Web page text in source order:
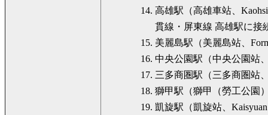
高雄駅（高雄車站、
貫線・屏東線 高雄駅に接
美麗島駅（美麗島站、
中央公園駅（中央公園站
三多商圏駅（三多商圏站
獅甲駅（獅甲（勞工公園
凱旋駅（凱旋站、